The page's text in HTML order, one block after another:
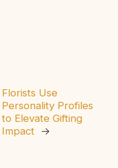
Florists Use
Personality Profiles
to Elevate Gifting
Impact →